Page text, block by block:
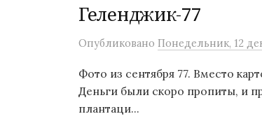
Геленджик-77
Опубликовано Понедельник, 12
Фото из сентября 77. Вместо
Деньги были скоро пропиты, и
плантаци...